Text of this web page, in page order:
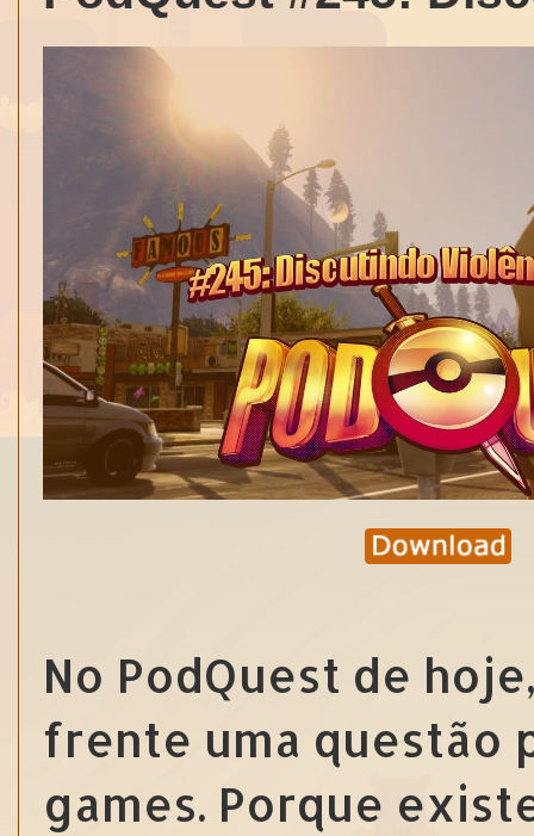
No PodQuest de
frente uma questão
games. Porque